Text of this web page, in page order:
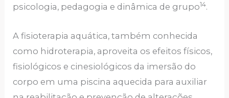
psicologia, pedagogia e dinâmica de grupo14.
A fisioterapia aquática, também conhecida
como hidroterapia, aproveita os efeitos físicos,
fisiológicos e cinesiológicos da imersão do
corpo em uma piscina aquecida para auxiliar